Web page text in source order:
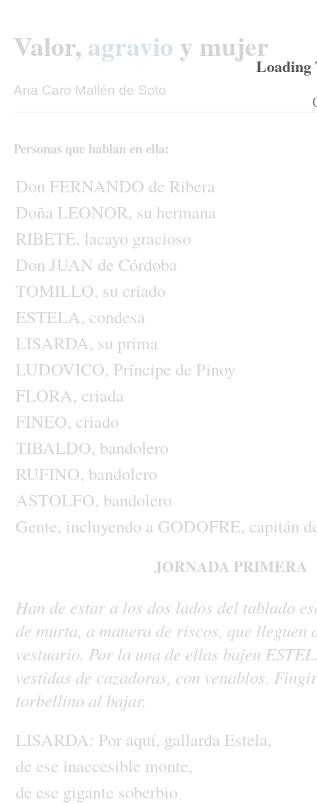
Valor, agravio y mujer
Ana Caro Mallén de Soto
Personas que hablan en ella:
Don FERNANDO de Ribera
Doña LEONOR, su hermana
RIBETE, lacayo gracioso
Don JUAN de Córdoba
TOMILLO, su criado
ESTELA, condesa
LISARDA, su prima
LUDOVICO, Príncipe de Pinoy
FLORA, criada
FINEO, criado
TIBALDO, bandolero
RUFINO, bandolero
ASTOLFO, bandolero
Gente, incluyendo a GODOFRE, capitán
JORNADA PRIMERA
Han de estara los dos lados del tablado
de murta, a manera de riscos, que lleguen
vestuario. Por la una de ellas bajen
vestidas de cazadoras, con venablos.
torbellino al bajar.
LISARDA: Por aquí, gallarda Estela,
de ese inaccesible monte,
de ese gigante soberbio
Loading